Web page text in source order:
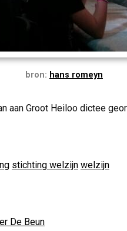
bron: hans romeyn
aan Groot Heiloo dictee
stichting welzijn welzijn
De Beun